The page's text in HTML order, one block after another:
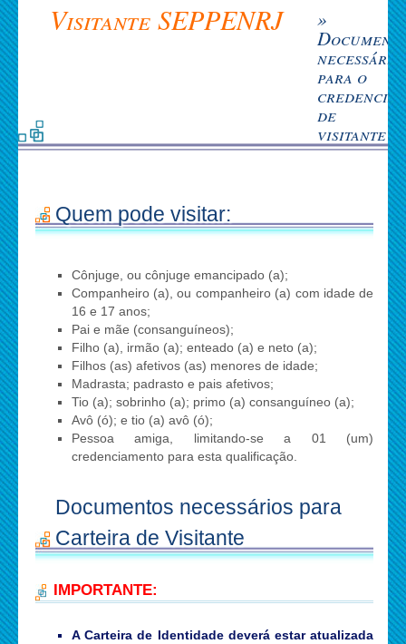
Visitante SEPPENRJ »
para o
de
visitante
Quem pode visitar:
Cônjuge, ou cônjuge emancipado (a);
Companheiro (a), ou companheiro (a) com idade de
16 e 17 anos;
Pai e mãe (consanguíneos);
Filho (a), irmão (a); enteado (a) e neto (a);
Filhos (as) afetivos (as) menores de idade;
Madrasta; padrasto e pais afetivos;
Tio (a); sobrinho (a); primo (a) consanguíneo (a);
Avô (ó); e tio (a) avô (ó);
Pessoa amiga, limitando-se a 01 (um)
credenciamento para esta qualificação.
Documentos necessários para
Carteira de Visitante
IMPORTANTE:
A Carteira de Identidade deverá estar atualizada